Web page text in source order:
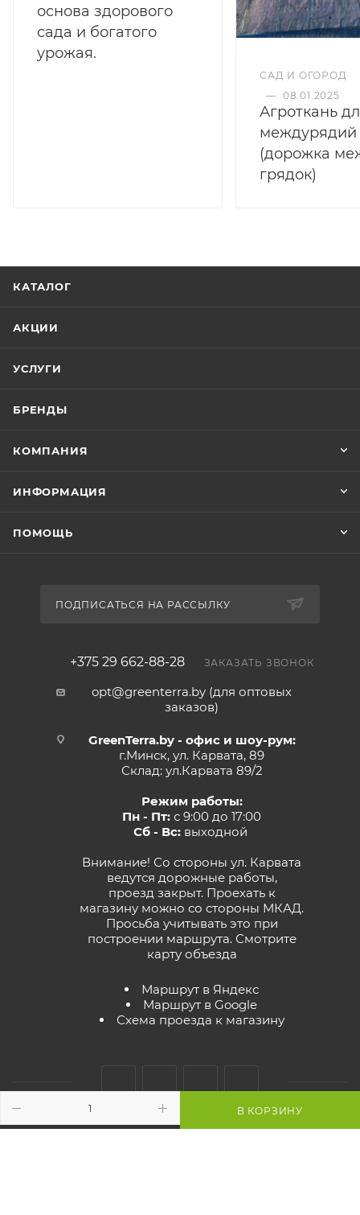
В КОРЗИНУ
основа здорового
сада и богатого
урожая.
САД И ОГОРОД
— 08.01.2025
Агроткань
междурядий
(дорожка
грядок)
КАТАЛОГ
АКЦИИ
УСЛУГИ
БРЕНДЫ
КОМПАНИЯ
ИНФОРМАЦИЯ
ПОМОЩЬ
ПОДПИСАТЬСЯ НА РАССЫЛКУ
+375 29 662-88-28 ЗАКАЗАТЬ ЗВОНОК
opt@greenterra.by (для оптовых
заказов)
GreenTerra.by - офис и шоу-рум:
г.Минск, ул. Карвата, 89
Склад: ул.Карвата 89/2
Режим работы:
Пн - Пт: с 9:00 до 17:00
Сб - Вс:выходной
Внимание! Со стороны ул. Карвата
ведутся дорожные работы,
проезд закрыт. Проехать к
магазину можно со стороны МКАД.
Просьба учитывать это при
построении маршрута. Смотрите
карту объезда
Маршрут в Яндекс
Маршрут в Google
Схема проезда к магазину